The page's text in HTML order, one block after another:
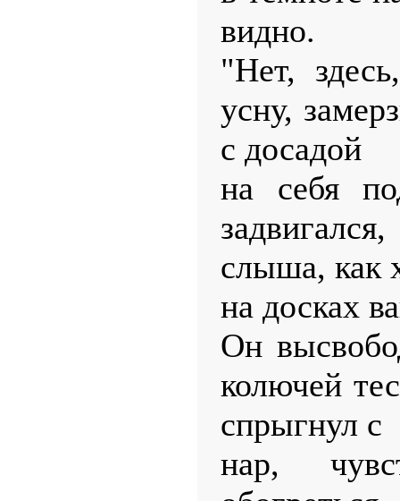
видно.
"Нет,
усну,
с досадой
на себя
слыша, как
на досках
Он
колючей
спрыгнул с
нар,